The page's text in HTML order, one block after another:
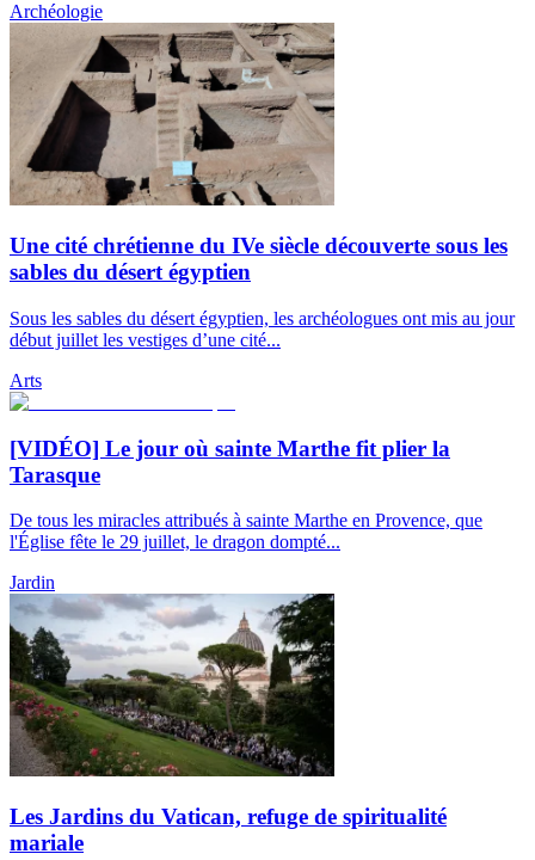
Archéologie
Une cité chrétienne du IVe siècle découverte sous les
sables du désert égyptien
Sous les sables du désert égyptien, les archéologues ont mis au jour
début juillet les vestiges d’une cité...
Arts
[VIDÉO] Le jour où sainte Marthe fit plier la
Tarasque
De tous les miracles attribués à sainte Marthe en Provence, que
l'Église fête le 29 juillet, le dragon dompté...
Jardin
Les Jardins du Vatican, refuge de spiritualité
mariale